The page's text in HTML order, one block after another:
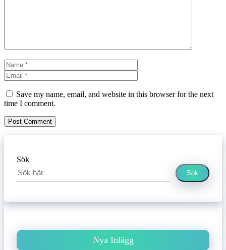
Name
Save my name, email, and website in this browser for the next
time I comment.
Sök
Sök
Nya Inlägg